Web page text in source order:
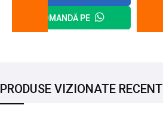
COMANDĂ PE
PRODUSE VIZIONATE RECENT